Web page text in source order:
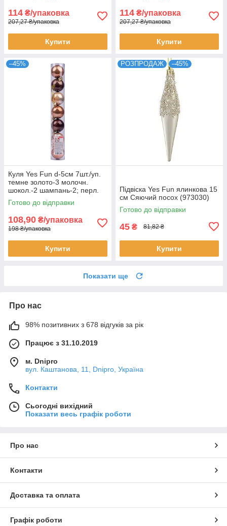
114 ₴/упаковка
207,27 ₴/упаковка
Купити
114 ₴/упаковка
207,27 ₴/упаковка
Купити
–45%
Куля Yes Fun d-5см 7шт./уп.
темне золото-3 молочн.
шокол.-2 шампань-2; перл.
(973577)
Готово до відправки
108,90 ₴/упаковка
198 ₴/упаковка
Купити
РОЗПРОДАЖ –45%
Підвіска Yes Fun ялинкова 15
см Сяючий посох (973030)
Готово до відправки
45 ₴ 81,82 ₴
Купити
Показати ще
Про нас
98% позитивних з 678 відгуків за рік
Працює з 31.10.2019
м. Dnipro
вул. Каштанова, 11, Dnipro, Україна
Контакти
Сьогодні вихідний
Показати весь графік роботи
Про нас
Контакти
Доставка та оплата
Графік роботи